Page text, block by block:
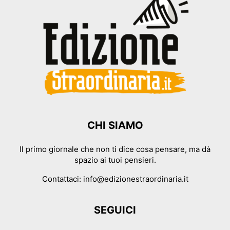
CHI SIAMO
Il primo giornale che non ti dice cosa pensare, ma dà
spazio ai tuoi pensieri.
Contattaci: info@edizionestraordinaria.it
SEGUICI